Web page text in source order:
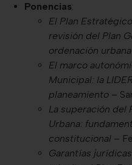
Ponencias:
El Plan
revisión del Plan
ordenación urbana
El marco
Municipal: la
planeamiento –
La superación del
Urbana:
constitucional –
Garantías